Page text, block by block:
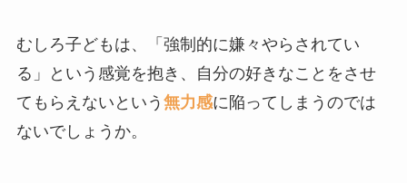
むしろ子どもは、「強制的に嫌々やらされてい
る」という感覚を抱き、自分の好きなことをさせ
てもらえないという 無力感に陥ってしまうのでは
ないでしょうか。